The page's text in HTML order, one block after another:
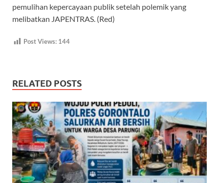
pemulihan kepercayaan publik setelah polemik yang
melibatkan JAPENTRAS. (Red)
Post Views: 144
RELATED POSTS